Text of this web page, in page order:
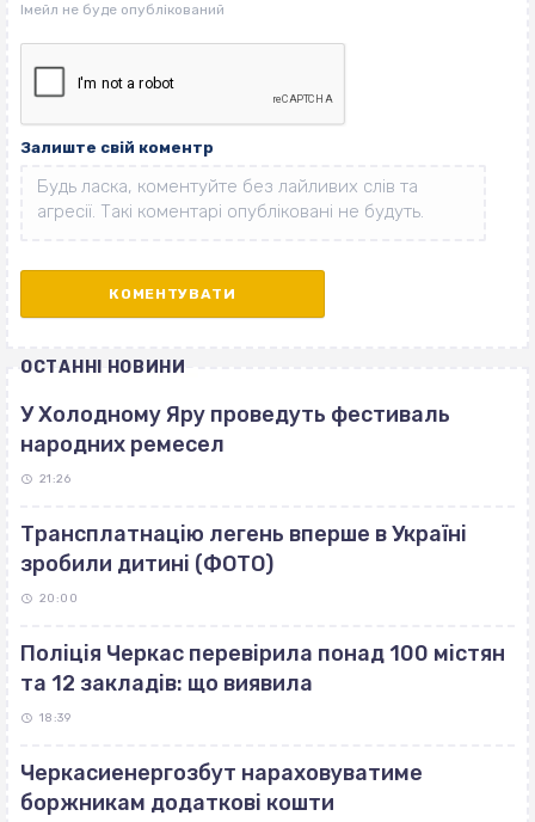
Залиште свій коментр
ОСТАННІ НОВИНИ
У Холодному Яру проведуть фестиваль
народних ремесел
21:26
Трансплатнацію легень вперше в Україні
зробили дитині (ФОТО)
20:00
Поліція Черкас перевірила понад 100 містян
та 12 закладів: що виявила
18:39
Черкасиенергозбут нараховуватиме
боржникам додаткові кошти